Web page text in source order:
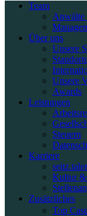
Team
Anwälte
Über uns
Unsere
Unsere
Awards
Leistungen
Steuern
Karriere
Kultur &
Zusätzliches
Top